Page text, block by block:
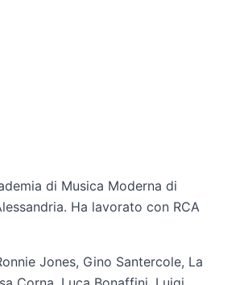
di Musica Moderna di
Ha lavorato con RCA
Jones, Gino Santercole, La